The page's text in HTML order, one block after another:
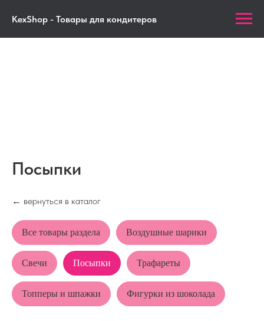
KexShop - Товары для кондитеров
Посыпки
← вернуться в каталог
Все товары раздела Воздушные шарики
Свечи Посыпки Трафареты
Топперы и шпажки Фигурки из шоколада